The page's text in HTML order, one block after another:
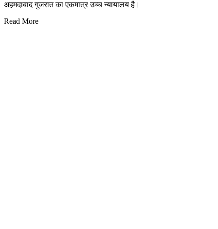
अहमदाबाद गुजरात का एकमात्र उच्च न्यायालय है।
Read More